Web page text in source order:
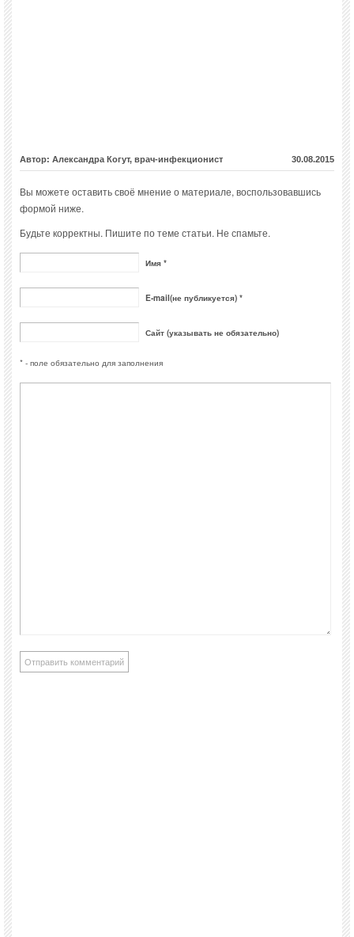
Автор: Александра Когут, врач-инфекционист 30.08.2015
Вы можете оставить своё мнение о материале, воспользовавшись
формой ниже.
Будьте корректны. Пишите по теме статьи. Не спамьте.
Имя *
E-mail(не публикуется) *
Сайт (указывать не обязательно)
* - поле обязательно для заполнения